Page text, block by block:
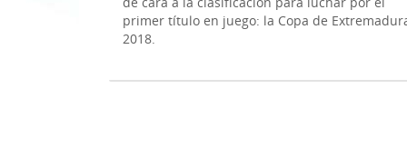
primer título en juego: la Copa de
2018.